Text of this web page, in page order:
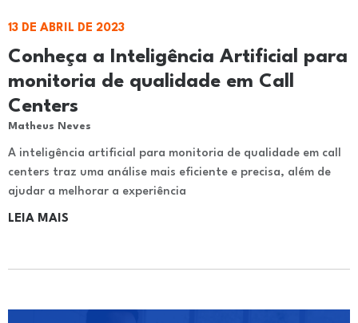
Conheça a Inteligência Artificial para
monitoria de qualidade em Call
Centers
Matheus Neves
13 DE ABRIL DE 2023
A inteligência artificial para monitoria de qualidade em call
centers traz uma análise mais eficiente e precisa, além de
ajudar a melhorar a experiência
LEIA MAIS